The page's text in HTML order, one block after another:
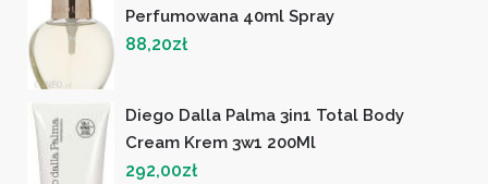
Perfumowana 40ml Spray
88,20zł
Diego Dalla Palma 3in1 Total Body
Cream Krem 3w1 200Ml
292,00zł